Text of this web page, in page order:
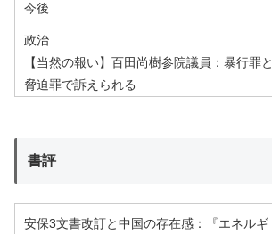
今後
政治
【当然の報い】百田尚樹参院議員：暴行罪と
脅迫罪で訴えられる
書評
安保3文書改訂と中国の存在感：『エネルギ